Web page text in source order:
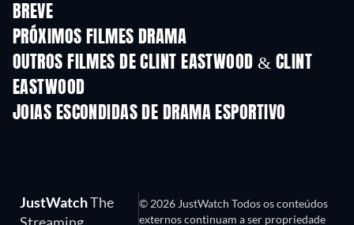
BREVE
PRÓXIMOS FILMES DRAMA
OUTROS FILMES DE CLINT EASTWOOD & CLINT
EASTWOOD
JOIAS ESCONDIDAS DE DRAMA ESPORTIVO
JustWatchThe
© 2026 JustWatch Todos os conteúdos
externos continuam a ser propriedade